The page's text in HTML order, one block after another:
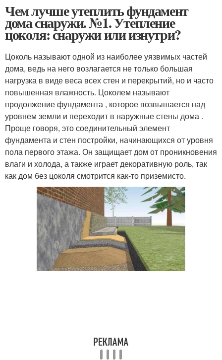
Чем лучше утеплить фундамент
дома снаружи. №1. Утепление
цоколя: снаружи или изнутри?
Цоколь называют одной из наиболее уязвимых частей
дома, ведь на него возлагается не только большая
нагрузка в виде веса всех стен и перекрытий, но и часто
повышенная влажность. Цоколем называют
продолжение фундамента , которое возвышается над
уровнем земли и переходит в наружные стены дома .
Проще говоря, это соединительный элемент
фундамента и стен постройки, начинающихся от уровня
пола первого этажа. Он защищает дом от проникновения
влаги и холода, а также играет декоративную роль, так
как дом без цоколя смотрится как-то приземисто.